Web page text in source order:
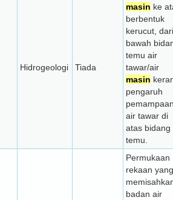
Hidrogeologi Tiada
masin ke
berbentuk
kerucut, dari
bawah
temu air
tawar/air
masin
pengaruh
air tawar di
atas bidang
temu.
Permukaan
rekaan yang
badan air